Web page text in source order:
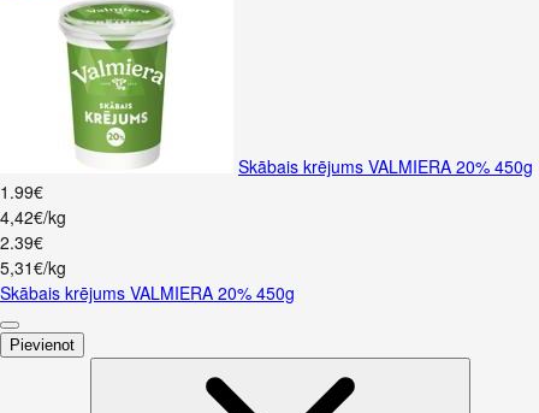
Skābais krējums VALMIERA 20% 450g
1 .99€
4,42€/kg
2.39€
5,31€/kg
Skābais krējums VALMIERA 20% 450g
Pievienot